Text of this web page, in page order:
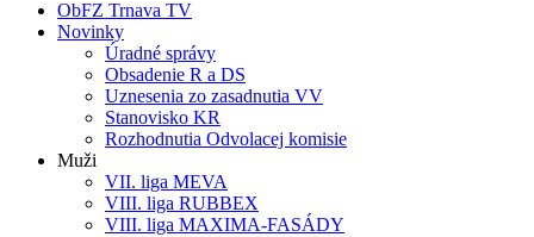
ObFZ Trnava TV
Novinky
Úradné správy
Obsadenie R a DS
Uznesenia zo zasadnutia VV
Stanovisko KR
Rozhodnutia Odvolacej komisie
Muži
VII. liga MEVA
VIII. liga RUBBEX
VIII. liga MAXIMA-FASÁDY